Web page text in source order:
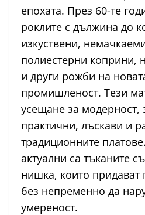
епохата. През 60-те
роклите с дължина до
изкуствени,
полиестерни коприни,
и други рожби на
промишленост. Тези
усещане за модерност,
практични, лъскави и
традиционните
актуални са тъканите
нишка, които придават
без непременно да
умереност.